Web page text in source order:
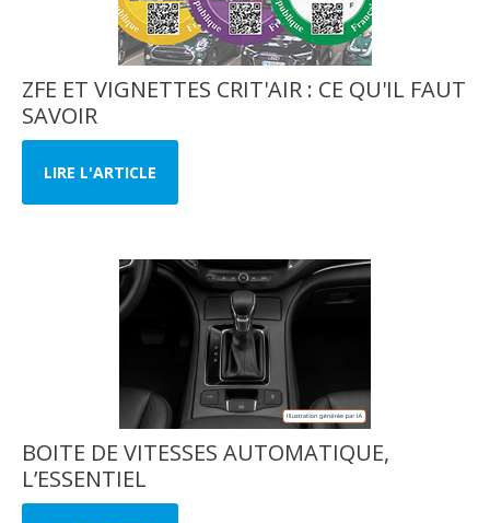
ZFE ET VIGNETTES CRIT'AIR : CE QU'IL FAUT
SAVOIR
LIRE L'ARTICLE
BOITE DE VITESSES AUTOMATIQUE,
L’ESSENTIEL